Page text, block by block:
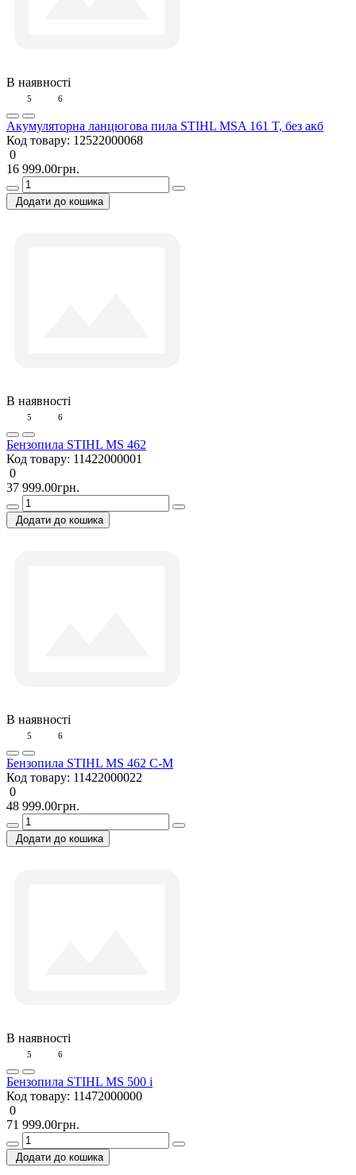
В наявності
5 6
Акумуляторна ланцюгова пила STIHL MSA 161 T, без акб
Код товару: 12522000068
0
16 999.00грн.
Додати до кошика
В наявності
5 6
Бензопила STIHL MS 462
Код товару: 11422000001
0
37 999.00грн.
Додати до кошика
В наявності
5 6
Бензопила STIHL MS 462 C-М
Код товару: 11422000022
0
48 999.00грн.
Додати до кошика
В наявності
5 6
Бензопила STIHL MS 500 і
Код товару: 11472000000
0
71 999.00грн.
Додати до кошика